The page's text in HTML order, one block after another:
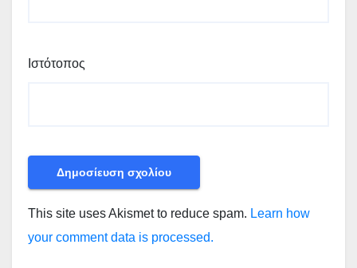
Ιστότοπος
This site uses Akismet to reduce spam. Learn how
your comment data is processed.